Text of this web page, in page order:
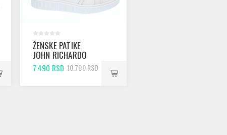
ŽENSKE PATIKE
JOHN RICHARDO
674 WHITE
7.490 RSD 10.700 RSD